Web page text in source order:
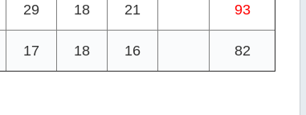
29 18 21 93
17 18 16 82